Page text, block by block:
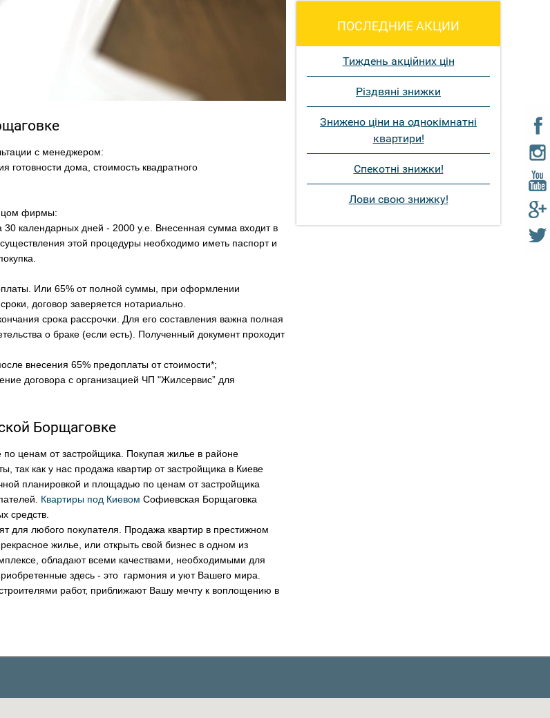
с менеджером:
дома, стоимость квадратного
фирмы:
календарных дней - 2000 у.е. Внесенная сумма входит в
этой процедуры необходимо иметь паспорт и
Или 65% от полной суммы, при оформлении
договор заверяется нотариально.
срока рассрочки. Для его составления важна полная
о браке (если есть). Полученный документ проходит
внесения 65% предоплаты от стоимости*;
договора с организацией ЧП "Жилсервис” для
Борщаговке
ценам от застройщика. Покупая жилье в районе
как у нас продажа квартир от застройщика в Киеве
планировкой и площадью по ценам от застройщика
Квартиры под Киевом Софиевская Борщаговка
средств.
для любого покупателя. Продажа квартир в престижном
жилье, или открыть свой бизнес в одном из
обладают всеми качествами, необходимыми для
здесь - это гармония и уют Вашего мира.
работ, приближают Вашу мечту к воплощению в
ПОСЛЕДНИЕ АКЦИИ
Тиждень акційних цін
Різдвяні знижки
Знижено ціни на однокімнатні
квартири!
Спекотні знижки!
Лови свою знижку!